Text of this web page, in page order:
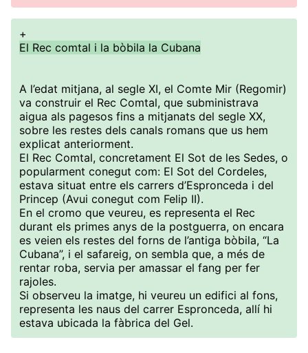
+
El Rec comtal i la bòbila la Cubana
A l’edat mitjana, al segle XI, el Comte Mir (Regomir)
va construir el Rec Comtal, que subministrava
aigua als pagesos fins a mitjanats del segle XX,
sobre les restes dels canals romans que us hem
explicat anteriorment.
El Rec Comtal, concretament El Sot de les Sedes, o
popularment conegut com: El Sot del Cordeles,
estava situat entre els carrers d’Espronceda i del
Princep (Avui conegut com Felip II).
En el cromo que veureu, es representa el Rec
durant els primes anys de la postguerra, on encara
es veien els restes del forns de l’antiga bòbila, “La
Cubana”, i el safareig, on sembla que, a més de
rentar roba, servia per amassar el fang per fer
rajoles.
Si observeu la imatge, hi veureu un edifici al fons,
representa les naus del carrer Espronceda, allí hi
estava ubicada la fàbrica del Gel.